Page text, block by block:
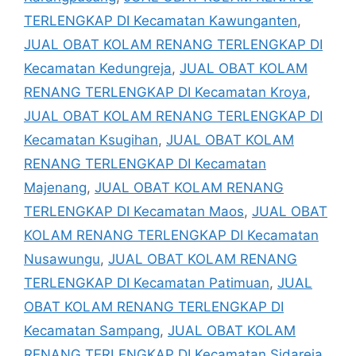
TERLENGKAP DI Kecamatan Kawunganten,
JUAL OBAT KOLAM RENANG TERLENGKAP DI
Kecamatan Kedungreja, JUAL OBAT KOLAM
RENANG TERLENGKAP DI Kecamatan Kroya,
JUAL OBAT KOLAM RENANG TERLENGKAP DI
Kecamatan Ksugihan, JUAL OBAT KOLAM
RENANG TERLENGKAP DI Kecamatan
Majenang, JUAL OBAT KOLAM RENANG
TERLENGKAP DI Kecamatan Maos, JUAL OBAT
KOLAM RENANG TERLENGKAP DI Kecamatan
Nusawungu, JUAL OBAT KOLAM RENANG
TERLENGKAP DI Kecamatan Patimuan, JUAL
OBAT KOLAM RENANG TERLENGKAP DI
Kecamatan Sampang, JUAL OBAT KOLAM